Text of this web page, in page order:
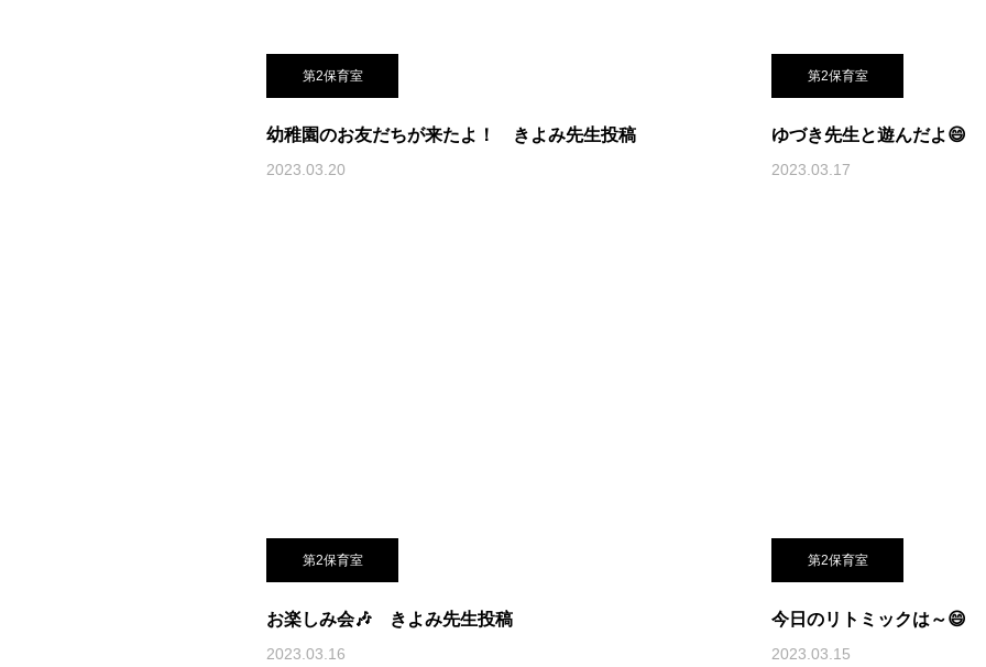
第2保育室
幼稚園のお友だちが来たよ！ きよみ先生投稿
2023.03.20
第2保育室
ゆづき先生と遊んだよ😄
2023.03.17
第2保育室
お楽しみ会🎶 きよみ先生投稿
2023.03.16
第2保育室
今日のリトミックは～😄
2023.03.15